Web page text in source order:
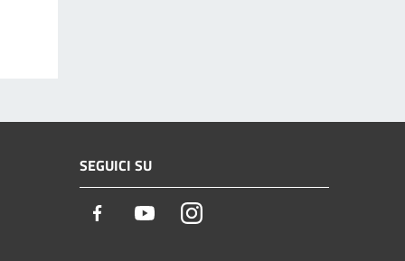
SEGUICI SU
Facebook YoutubeInstagram